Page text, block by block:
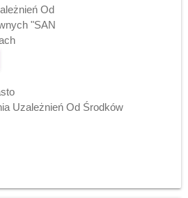
Od
"SAN
Uzależnień Od Środków